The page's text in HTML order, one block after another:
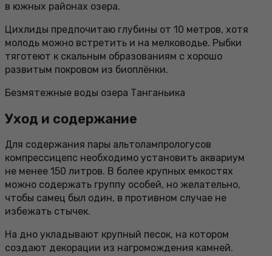
в южных районах озера.
Цихлиды предпочитаю глубины от 10 метров, хотя
молодь можно встретить и на мелководье. Рыбки
тяготеют к скальным образованиям с хорошо
развитым покровом из биоплёнки.
Безмятежные воды озера Танганьика
Уход и содержание
Для содержания пары альтолампрологусов
компрессицепс необходимо установить аквариум
не менее 150 литров. В более крупных емкостях
можно содержать группу особей, но желательно,
чтобы самец был один, в противном случае не
избежать стычек.
На дно укладывают крупный песок, на котором
создают декорации из нагромождения камней.